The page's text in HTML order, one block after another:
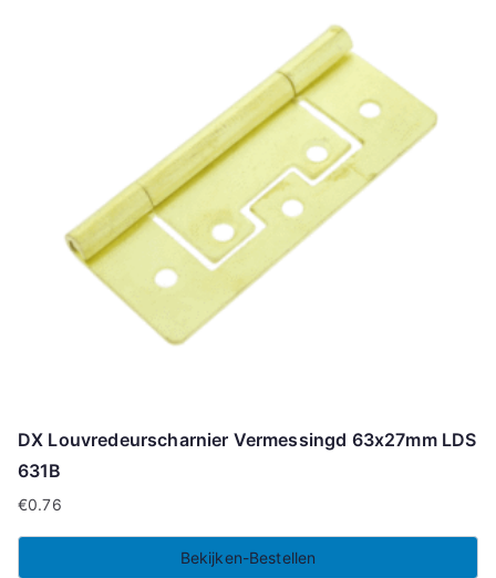
DX Louvredeurscharnier Vermessingd 63x27mm LDS
631B
€0.76
Bekijken-Bestellen